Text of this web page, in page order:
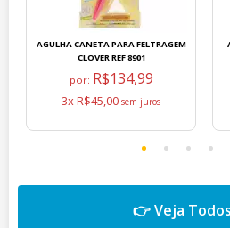
AGULHA CANETA PARA FELTRAGEM
CLOVER REF 8901
por: R$134,99
3x R$45,00
👉 Veja